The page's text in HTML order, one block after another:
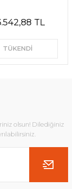
TL
TÜKENDİ
olsun! Dilediğiniz